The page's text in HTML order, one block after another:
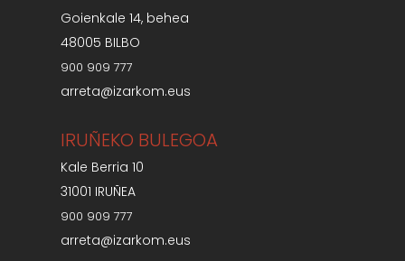
Goienkale 14, behea
48005 BILBO
900 909 777
arreta@izarkom.eus
IRUÑEKO BULEGOA
Kale Berria 10
31001 IRUÑEA
900 909 777
arreta@izarkom.eus